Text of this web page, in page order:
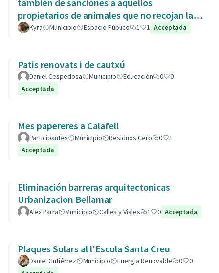
también de sanciones a aquellos
propietarios de animales que no recojan las
heces de las aceras. Es responsabili
Kyra Municipio Espacio Público 1 1 Acceptada
Patis renovats i de cautxú
Daniel Cespedosa Municipio Educación 0
0
Acceptada
Mes papereres a Calafell
Participantes Municipio Residuos Cero 0
1
Acceptada
Eliminación barreras arquitectonicas
Urbanizacion Bellamar
Alex Parra Municipio Calles y Viales 1 0 Acceptada
Plaques Solars al l'Escola Santa Creu
Daniel Gutiérrez Municipio Energia Renovable 0
0